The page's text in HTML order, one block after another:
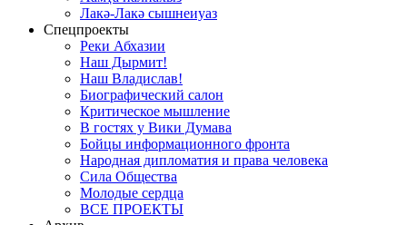
Лакә-Лакә сышнеиуаз
Спецпроекты
Реки Абхазии
Наш Дырмит!
Наш Владислав!
Биографический салон
Критическое мышление
В гостях у Вики Думава
Бойцы информационного фронта
Народная дипломатия и права человека
Сила Общества
Молодые сердца
ВСЕ ПРОЕКТЫ